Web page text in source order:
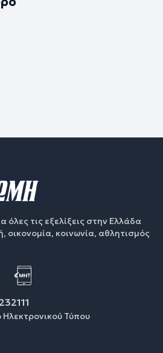
όλες τις εξελίξεις στην Ελλάδα
οικονομία, κοινωνία, αθλητισμός
Τύπου